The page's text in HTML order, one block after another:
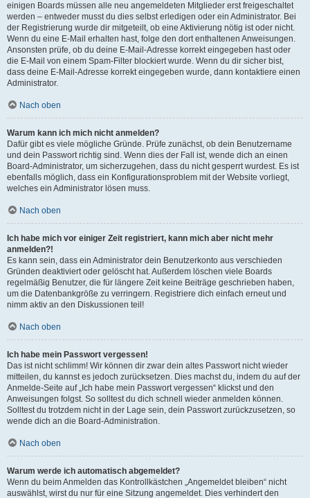
einigen Boards müssen alle neu angemeldeten Mitglieder erst freigeschaltet
werden – entweder musst du dies selbst erledigen oder ein Administrator. Bei
der Registrierung wurde dir mitgeteilt, ob eine Aktivierung nötig ist oder nicht.
Wenn du eine E-Mail erhalten hast, folge den dort enthaltenen Anweisungen.
Ansonsten prüfe, ob du deine E-Mail-Adresse korrekt eingegeben hast oder
die E-Mail von einem Spam-Filter blockiert wurde. Wenn du dir sicher bist,
dass deine E-Mail-Adresse korrekt eingegeben wurde, dann kontaktiere einen
Administrator.
Nach oben
Warum kann ich mich nicht anmelden?
Dafür gibt es viele mögliche Gründe. Prüfe zunächst, ob dein Benutzername
und dein Passwort richtig sind. Wenn dies der Fall ist, wende dich an einen
Board-Administrator, um sicherzugehen, dass du nicht gesperrt wurdest. Es ist
ebenfalls möglich, dass ein Konfigurationsproblem mit der Website vorliegt,
welches ein Administrator lösen muss.
Nach oben
Ich habe mich vor einiger Zeit registriert, kann mich aber nicht mehr
anmelden?!
Es kann sein, dass ein Administrator dein Benutzerkonto aus verschieden
Gründen deaktiviert oder gelöscht hat. Außerdem löschen viele Boards
regelmäßig Benutzer, die für längere Zeit keine Beiträge geschrieben haben,
um die Datenbankgröße zu verringern. Registriere dich einfach erneut und
nimm aktiv an den Diskussionen teil!
Nach oben
Ich habe mein Passwort vergessen!
Das ist nicht schlimm! Wir können dir zwar dein altes Passwort nicht wieder
mitteilen, du kannst es jedoch zurücksetzen. Dies machst du, indem du auf der
Anmelde-Seite auf „Ich habe mein Passwort vergessen“ klickst und den
Anweisungen folgst. So solltest du dich schnell wieder anmelden können.
Solltest du trotzdem nicht in der Lage sein, dein Passwort zurückzusetzen, so
wende dich an die Board-Administration.
Nach oben
Warum werde ich automatisch abgemeldet?
Wenn du beim Anmelden das Kontrollkästchen „Angemeldet bleiben“ nicht
auswählst, wirst du nur für eine Sitzung angemeldet. Dies verhindert den